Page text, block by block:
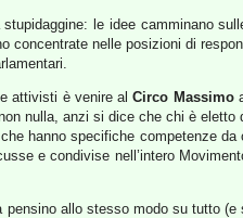
le idee camminano
nelle posizioni di
e attivisti è venire alCirco Massimo
nulla, anzi si dice che chi è eletto
hanno specifiche competenze
e condivise nell’intero
allo stesso modo su tutto